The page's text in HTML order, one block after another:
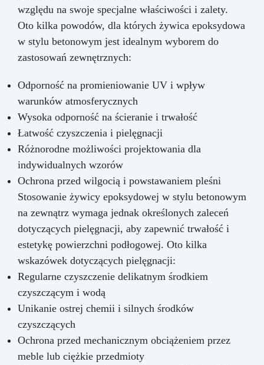
względu na swoje specjalne właściwości i zalety.
Oto kilka powodów, dla których żywica epoksydowa
w stylu betonowym jest idealnym wyborem do
zastosowań zewnętrznych:
Odporność na promieniowanie UV i wpływ
warunków atmosferycznych
Wysoka odporność na ścieranie i trwałość
Łatwość czyszczenia i pielęgnacji
Różnorodne możliwości projektowania dla
indywidualnych wzorów
Ochrona przed wilgocią i powstawaniem pleśni
Stosowanie żywicy epoksydowej w stylu betonowym
na zewnątrz wymaga jednak określonych zaleceń
dotyczących pielęgnacji, aby zapewnić trwałość i
estetykę powierzchni podłogowej. Oto kilka
wskazówek dotyczących pielęgnacji:
Regularne czyszczenie delikatnym środkiem
czyszczącym i wodą
Unikanie ostrej chemii i silnych środków
czyszczących
Ochrona przed mechanicznym obciążeniem przez
meble lub ciężkie przedmioty